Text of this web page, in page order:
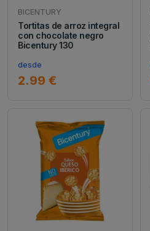
BICENTURY
Tortitas de arroz integral
con chocolate negro
Bicentury 130
desde
2.99 €